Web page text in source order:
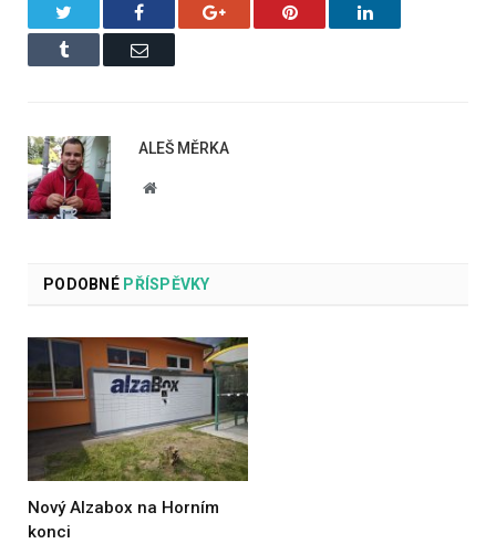
Facebook Google+ Pinterest LinkedIn
Tumblr Email
ALEŠ MĚRKA
Website
PODOBNÉPŘÍSPĚVKY
Nový Alzabox na Horním
konci